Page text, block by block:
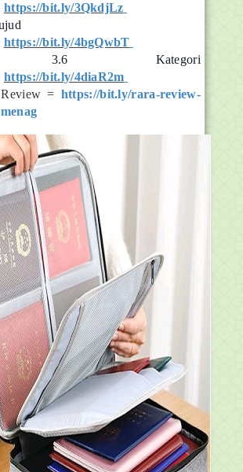
https://bit.ly/3QkdjLz
https://bit.ly/4bgQwbT
3.6 Kategori
https://bit.ly/4diaR2m
= https://bit.ly/rara-review-